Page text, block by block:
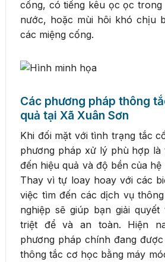
cống, có tiếng kêu ọc ọc
nước, hoặc mùi hôi khó chịu
các miệng cống.
Các phương pháp thông
quả tại Xã Xuân Sơn
Khi đối mặt với tình trạng tắc
phương pháp xử lý phù hợp
đến hiệu quả và độ bền của
Thay vì tự loay hoay với các
việc tìm đến các dịch vụ
nghiệp sẽ giúp bạn giải
triệt để và an toàn. Hiện
phương pháp chính đang
thông tắc cơ học bằng máy